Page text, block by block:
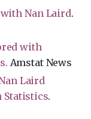
Nan Laird.
with
Amstat News
Laird
Statistics.